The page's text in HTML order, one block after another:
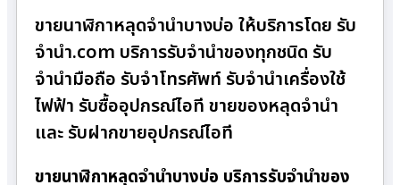
ขายนาฬิกาหลุดจำนำบางบ่อ ให้บริการโดย รับ
จํานํา.com บริการรับจำนำของทุกชนิด รับ
จำนำมือถือ รับจำโทรศัพท์ รับจำนำเครื่องใช้
ไฟฟ้า รับซื้ออุปกรณ์ไอที ขายของหลุดจำนำ
และ รับฝากขายอุปกรณ์ไอที
ขายนาฬิกาหลุดจำนำบางบ่อ บริการรับจำนำของ